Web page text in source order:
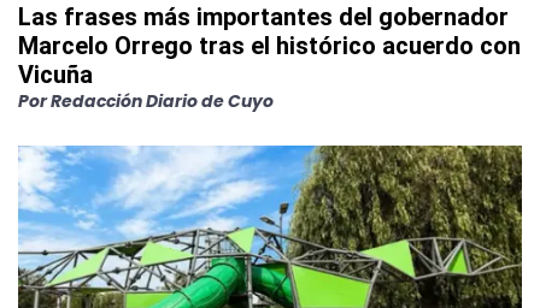
Las frases más importantes del gobernador
Marcelo Orrego tras el histórico acuerdo con
Vicuña
PorRedacción Diario de Cuyo